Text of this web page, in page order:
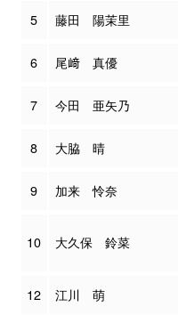
5 藤田 陽茉里
6 尾﨑 真優
7 今田 亜矢乃
8 大脇 晴
9 加来 怜奈
10 大久保 鈴菜
12 江川 萌